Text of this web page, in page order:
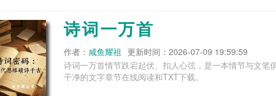
诗词一万首
作者： 咸鱼耀祖 更新时间：2026-07-09 19:59:59
诗词一万首情节跌宕起伏、扣人心弦，是一本情节与文
干净的文字章节在线阅读和TXT下载。